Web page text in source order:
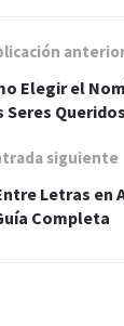
Elegir el
Seres Queridos
siguiente
Letras en
Completa